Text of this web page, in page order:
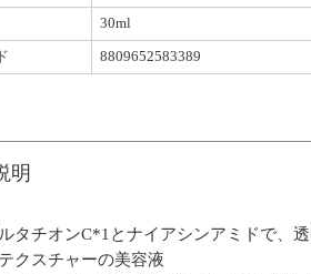
30ml
8809652583389
明
タチオンC*1とナイアシンアミドで、
クスチャーの美容液